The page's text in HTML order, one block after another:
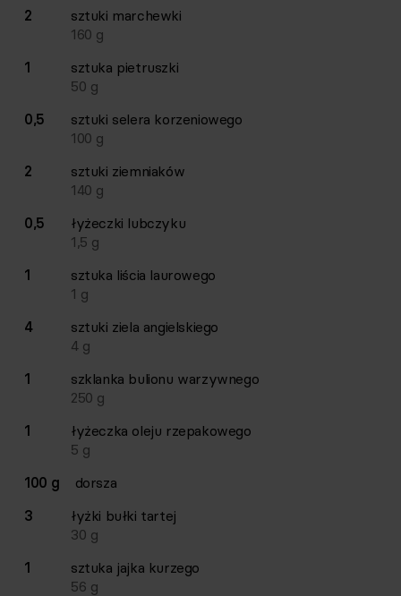
Lista składników przepisu z ilościami i wagami
Ilość Składnik
2 sztuki marchewki
160 g
1
sztuka pietruszki
50 g
0,5
sztuki selera korzeniowego
100 g
2
sztuki ziemniaków
140 g
0,5
łyżeczki lubczyku
1,5 g
1
sztuka liścia laurowego
1 g
4
sztuki ziela angielskiego
4g
1
szklanka bulionu warzywnego
250 g
1
łyżeczka oleju rzepakowego
5 g
100 g
dorsza
3
łyżki bułki tartej
30 g
1
sztuka jajka kurzego
56 g